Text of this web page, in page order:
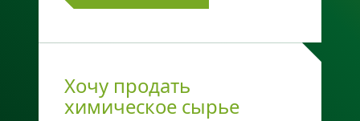
Хочу продать
химическое сырье